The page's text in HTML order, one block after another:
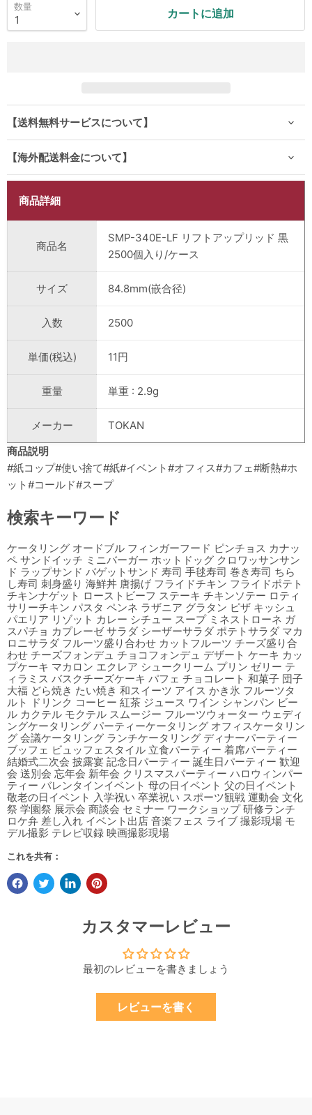
数量
カートに追加
【送料無料サービスについて】
【海外配送料金について】
商品詳細
商品名
SMP-340E-LF リフトアップリッド 黒
2500個入り/ケース
サイズ 84.8mm(嵌合径)
入数 2500
単価(税込) 11円
重量 単重 : 2.9g
メーカー
TOKAN
商品説明
#紙コップ#使い捨て#紙#イベント#オフィス#カフェ#断熱#ホ
ット#コールド#スープ
検索キーワード
ケータリング オードブル フィンガーフード ピンチョス カナッ
ペ サンドイッチ ミニバーガー ホットドッグ クロワッサンサン
ド ラップサンド バゲットサンド 寿司 手毬寿司 巻き寿司 ちら
し寿司 刺身盛り 海鮮丼 唐揚げ フライドチキン フライドポテト
チキンナゲット ローストビーフ ステーキ チキンソテー ロティ
サリーチキン パスタ ペンネ ラザニア グラタン ピザ キッシュ
パエリア リゾット カレー シチュー スープ ミネストローネ ガ
スパチョ カプレーゼ サラダ シーザーサラダ ポテトサラダ マカ
ロニサラダ フルーツ盛り合わせ カットフルーツ チーズ盛り合
わせ チーズフォンデュ チョコフォンデュ デザート ケーキ カッ
プケーキ マカロン エクレア シュークリーム プリン ゼリー テ
ィラミス バスクチーズケーキ パフェ チョコレート 和菓子 団子
大福 どら焼き たい焼き 和スイーツ アイス かき氷 フルーツタ
ルト ドリンク コーヒー 紅茶 ジュース ワイン シャンパン ビー
ル カクテル モクテル スムージー フルーツウォーター ウェディ
ングケータリング パーティーケータリング オフィスケータリン
グ 会議ケータリング ランチケータリング ディナーパーティー
ブッフェ ビュッフェスタイル 立食パーティー 着席パーティー
結婚式二次会 披露宴 記念日パーティー 誕生日パーティー 歓迎
会 送別会 忘年会 新年会 クリスマスパーティー ハロウィンパー
ティー バレンタインイベント 母の日イベント 父の日イベント
敬老の日イベント 入学祝い 卒業祝い スポーツ観戦 運動会 文化
祭 学園祭 展示会 商談会 セミナー ワークショップ 研修ランチ
ロケ弁 差し入れ イベント出店 音楽フェス ライブ 撮影現場 モ
デル撮影 テレビ収録 映画撮影現場
これを共有：
カスタマーレビュー
最初のレビューを書きましょう
レビューを書く